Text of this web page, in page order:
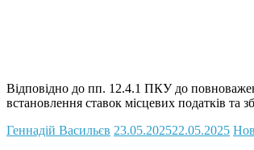
Відповідно до пп. 12.4.1 ПКУ до
встановлення ставок місцевих податків
Геннадій Васильєв 23.05.202522.05.2025